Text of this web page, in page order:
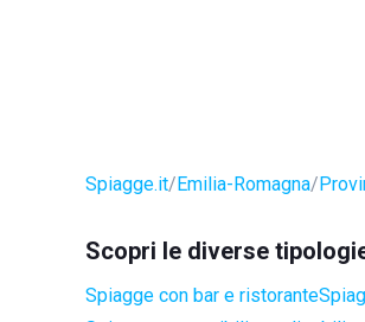
Spiagge.it Emilia-Romagna
Scopri le diverse
Spiagge con bar e ristorante